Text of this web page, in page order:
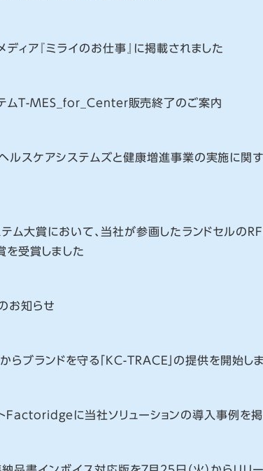
ィア『ミライのお仕事』に掲載されました
ムT-MES_for_Center販売終了のご案内
ルスケアシステムズと健康増進事業の実施に関
ム大賞において、当社が参画したランドセルの
を受賞しました
お知らせ
らブランドを守る「KC-TRACE」の提供を開始し
Factoridgeに当社ソリューションの導入事例を掲